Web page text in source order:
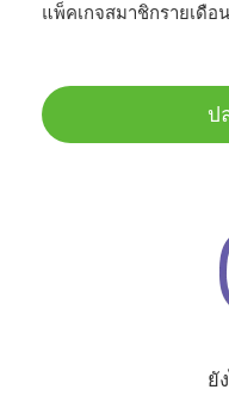
แพ็คเกจสมาชิกรายเดือ
ป
ยั